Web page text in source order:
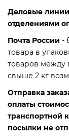
Система
Стабилизаторы
Термостаты
Термостаты
Деловые линии
отделениями
Почта России -
товара в
товаров между
свыше 2 кг
Отправка
оплаты
транспортной
посылки не